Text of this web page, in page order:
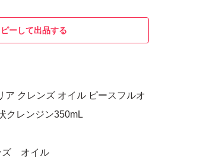
ーして出品する
ア クレンズ オイル ピースフルオ
クレンジン350mL
ズ オイル